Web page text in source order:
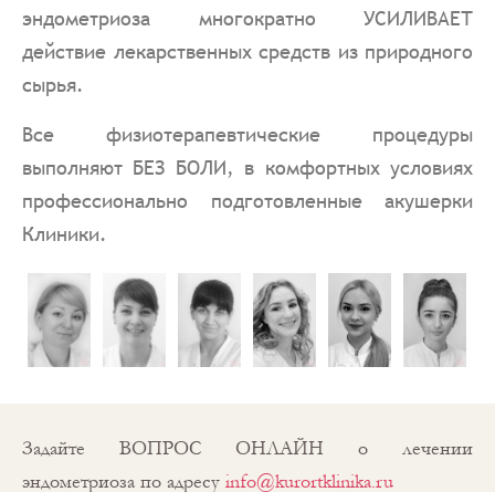
эндометриоза многократно УСИЛИВАЕТ
действие лекарственных средств из природного
сырья.
Все физиотерапевтические процедуры
выполняют БЕЗ БОЛИ, в комфортных условиях
профессионально подготовленные акушерки
Клиники.
Задайте ВОПРОС ОНЛАЙН о лечении
эндометриоза по адресу info@kurortklinika.ru